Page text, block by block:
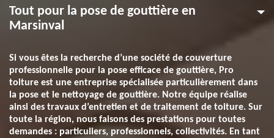
Tout pour la pose de gouttière en
Marsinval
Si vous êtes la recherche d’une société de couverture
professionnelle pour la pose efficace de gouttière, Pro
toiture est une entreprise spécialisée particulièrement dans
la pose et le nettoyage de gouttière. Notre équipe réalise
ainsi des travaux d’entretien et de traitement de toiture. Sur
toute la région, nous faisons des prestations pour toutes
demandes : particuliers, professionnels, collectivités. En tant